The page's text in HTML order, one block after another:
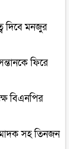
দিবে মনজুর
ফিরে
বিএনপির
সহ তিনজন